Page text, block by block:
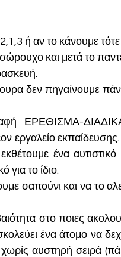
και μετά το
δεν πηγαίνουμε
ΕΡΕΘΙΣΜΑ-
εργαλείο
ένα
για το ίδιο.
σαπούνι και να το
στο ποιες
ένα άτομο να
αυστηρή σειρά